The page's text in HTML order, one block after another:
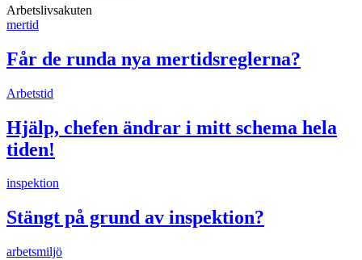
Arbetslivsakuten
mertid
Får de runda nya mertidsreglerna?
Arbetstid
Hjälp, chefen ändrar i mitt schema hela
tiden!
inspektion
Stängt på grund av inspektion?
arbetsmiljö